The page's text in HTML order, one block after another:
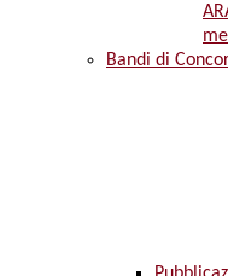
Bandi di